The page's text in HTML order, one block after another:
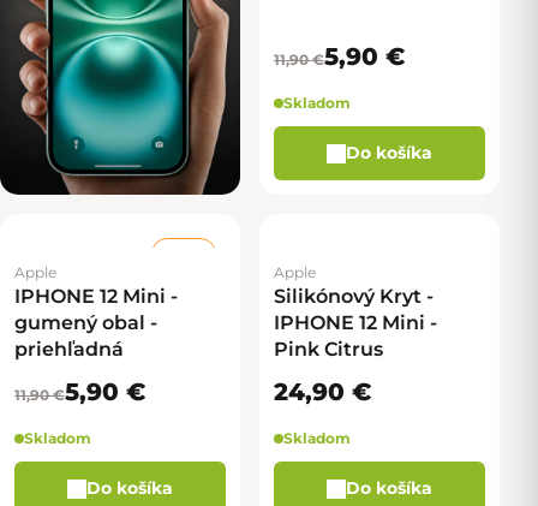
11,90 €5,90 €
Skladom
Do košíka
Apple
IPHONE 12 Mini -
gumený obal -
priehľadná
11,90 €5,90 €
Skladom
Do košíka
Apple
Silikónový Kryt -
IPHONE 12 Mini -
Pink Citrus
24,90 €
Skladom
Do košíka